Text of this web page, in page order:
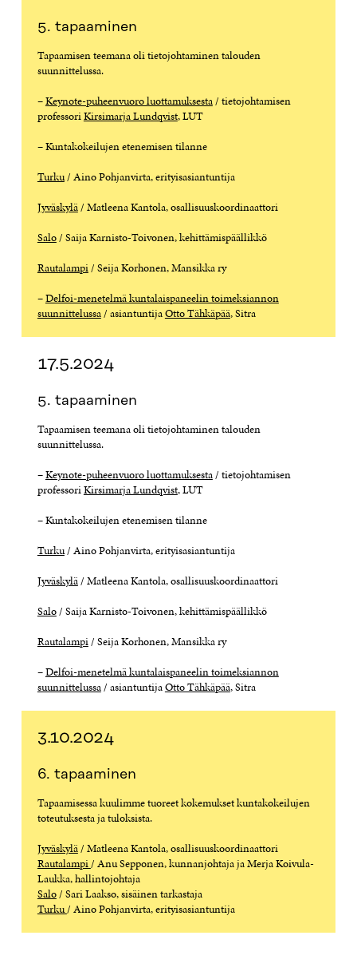
5. tapaaminen
Tapaamisen teemana oli tietojohtaminen talouden
suunnittelussa.
–Keynote-puheenvuoro luottamuksesta/ tietojohtamisen
professoriKirsimarja Lundqvist, LUT
– Kuntakokeilujen etenemisen tilanne
Turku/ Aino Pohjanvirta, erityisasiantuntija
Jyväskylä/ Matleena Kantola, osallisuuskoordinaattori
Salo/ Saija Karnisto-Toivonen, kehittämispäällikkö
Rautalampi/ Seija Korhonen, Mansikka ry
–Delfoi-menetelmä kuntalaispaneelin toimeksiannon
suunnittelussa/ asiantuntijaOtto Tähkäpää, Sitra
17.5.2024
5. tapaaminen
Tapaamisen teemana oli tietojohtaminen talouden
suunnittelussa.
–Keynote-puheenvuoro luottamuksesta/ tietojohtamisen
professoriKirsimarja Lundqvist, LUT
– Kuntakokeilujen etenemisen tilanne
Turku/ Aino Pohjanvirta, erityisasiantuntija
Jyväskylä/ Matleena Kantola, osallisuuskoordinaattori
Salo/ Saija Karnisto-Toivonen, kehittämispäällikkö
Rautalampi/ Seija Korhonen, Mansikka ry
–Delfoi-menetelmä kuntalaispaneelin toimeksiannon
suunnittelussa/ asiantuntijaOtto Tähkäpää, Sitra
3.10.2024
6. tapaaminen
Tapaamisessa kuulimme tuoreet kokemukset kuntakokeilujen
toteutuksesta ja tuloksista.
Jyväskylä/ Matleena Kantola, osallisuuskoordinaattori
Rautalampi/ Anu Sepponen, kunnanjohtaja ja Merja Koivula-
Laukka, hallintojohtaja
Salo/ Sari Laakso, sisäinen tarkastaja
Turku/ Aino Pohjanvirta, erityisasiantuntija